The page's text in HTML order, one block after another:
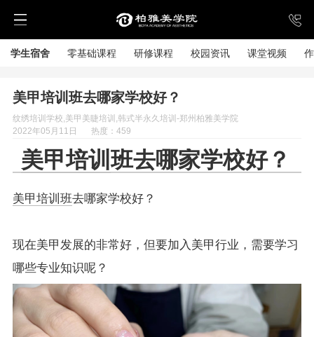
学生宿舍 零基础课程 研修课程 校园资讯 课堂视频
美甲培训班去哪家学校好？
纹绣培训学校,美甲美睫培训,韩式半永久培训-郑州柏雅美学院
2022年05月11日
热度：459
美甲培训班去哪家学校好？
美甲培训班去哪家学校好？
现在美甲发展的非常好，但要加入美甲行业，需要学习
哪些专业知识呢？